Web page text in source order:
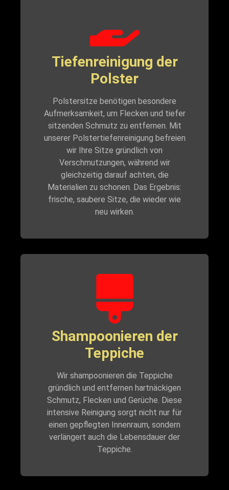
Tiefenreinigung der
Polster
Polstersitze benötigen besondere
Aufmerksamkeit, um Flecken und tiefer
sitzenden Schmutz zu entfernen. Mit
unserer Polstertiefenreinigung befreien
wir Ihre Sitze gründlich von
Verschmutzungen, während wir
gleichzeitig darauf achten, die
Materialien zu schonen. Das Ergebnis:
frische, saubere Sitze, die wieder wie
neu wirken.
Shampoonieren der
Teppiche
Wir shampoonieren die Teppiche
gründlich und entfernen hartnäckigen
Schmutz, Flecken und Gerüche. Diese
intensive Reinigung sorgt nicht nur für
einen gepflegten Innenraum, sondern
verlängert auch die Lebensdauer der
Teppiche.